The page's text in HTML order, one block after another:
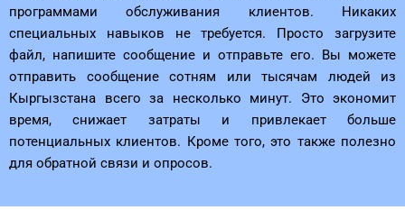
программами обслуживания клиентов. Никаких
специальных навыков не требуется. Просто загрузите
файл, напишите сообщение и отправьте его. Вы можете
отправить сообщение сотням или тысячам людей из
Кыргызстана всего за несколько минут. Это экономит
время, снижает затраты и привлекает больше
потенциальных клиентов. Кроме того, это также полезно
для обратной связи и опросов.